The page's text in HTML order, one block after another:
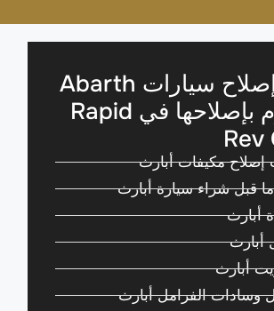
خدمات إصلاح سيارات Abarth
التي نقوم بإصلاحها في Rapid
Rev
مكيفات أبارث
قبل شراء سيارة أبارث
أبارث
أبارث
أبارث
وسادات الفرامل أبارث